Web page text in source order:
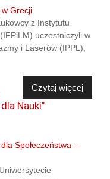
z Instytutu
uczestniczyli w
i Laserów (IPPL),
Czytaj więcej
Nauki"